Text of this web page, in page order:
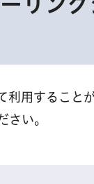
利用すること
さい。